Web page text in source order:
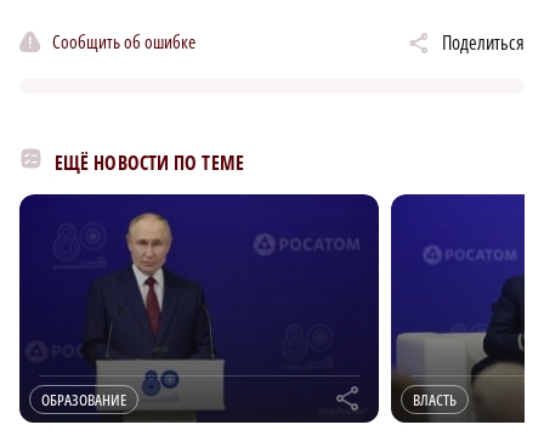
Сообщить об ошибке Поделиться
ЕЩЁ НОВОСТИ ПО ТЕМЕ
ОБРАЗОВАНИЕ r ВЛАСТЬ